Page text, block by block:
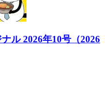
ル 2026年10号（2026